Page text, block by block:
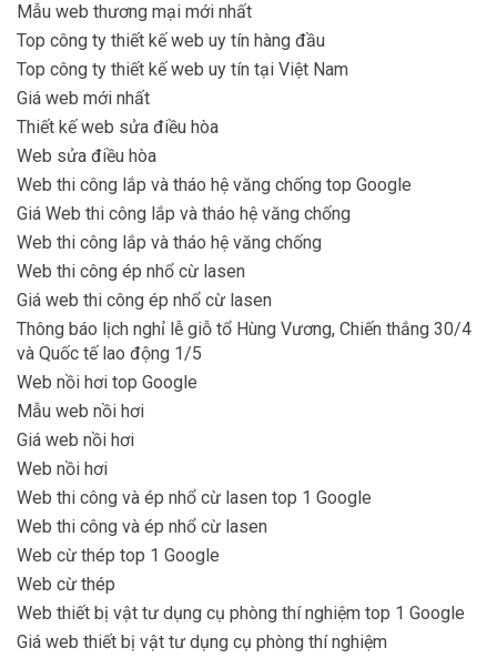
Mẫu web thương mại mới nhất
Top công ty thiết kế web uy tín hàng đầu
Top công ty thiết kế web uy tín tại Việt Nam
Giá web mới nhất
Thiết kế web sửa điều hòa
Web sửa điều hòa
Web thi công lắp và tháo hệ văng chống top Google
Giá Web thi công lắp và tháo hệ văng chống
Web thi công lắp và tháo hệ văng chống
Web thi công ép nhổ cừ lasen
Giá web thi công ép nhổ cừ lasen
Thông báo lịch nghỉ lễ giỗ tổ Hùng Vương, Chiến thắng 30/4
và Quốc tế lao động 1/5
Web nồi hơi top Google
Mẫu web nồi hơi
Giá web nồi hơi
Web nồi hơi
Web thi công và ép nhổ cừ lasen top 1 Google
Web thi công và ép nhổ cừ lasen
Web cừ thép top 1 Google
Web cừ thép
Web thiết bị vật tư dụng cụ phòng thí nghiệm top 1 Google
Giá web thiết bị vật tư dụng cụ phòng thí nghiệm